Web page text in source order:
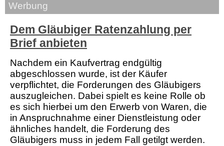
Werbung
Dem Gläubiger Ratenzahlung per
Brief anbieten
Nachdem ein Kaufvertrag endgültig
abgeschlossen wurde, ist der Käufer
verpflichtet, die Forderungen des Gläubigers
auszugleichen. Dabei spielt es keine Rolle ob
es sich hierbei um den Erwerb von Waren, die
in Anspruchnahme einer Dienstleistung oder
ähnliches handelt, die Forderung des
Gläubigers muss in jedem Fall getilgt werden.